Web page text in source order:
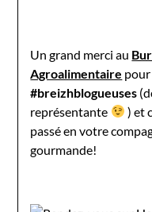
Un grand merci au
Agroalimentaire
#breizhblogueuses
représentante
) et
passé en votre
gourmande!